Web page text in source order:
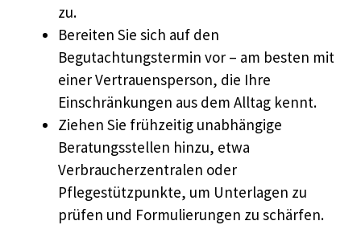
zu.
Bereiten Sie sich auf den
Begutachtungstermin vor – am besten mit
einer Vertrauensperson, die Ihre
Einschränkungen aus dem Alltag kennt.
Ziehen Sie frühzeitig unabhängige
Beratungsstellen hinzu, etwa
Verbraucherzentralen oder
Pflegestützpunkte, um Unterlagen zu
prüfen und Formulierungen zu schärfen.